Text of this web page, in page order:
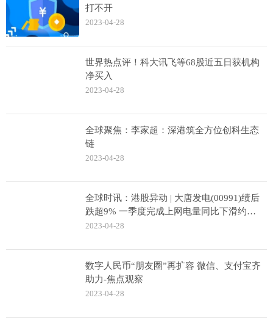
打不开
2023-04-28
世界热点评！科大讯飞等68股近五日获机构
净买入
2023-04-28
全球聚焦：李家超：深港筑全方位创科生态
链
2023-04-28
全球时讯：港股异动 | 大唐发电(00991)绩后
跌超9% 一季度完成上网电量同比下滑约
8.69%
2023-04-28
数字人民币“朋友圈”再扩容 微信、支付宝齐
助力-焦点观察
2023-04-28